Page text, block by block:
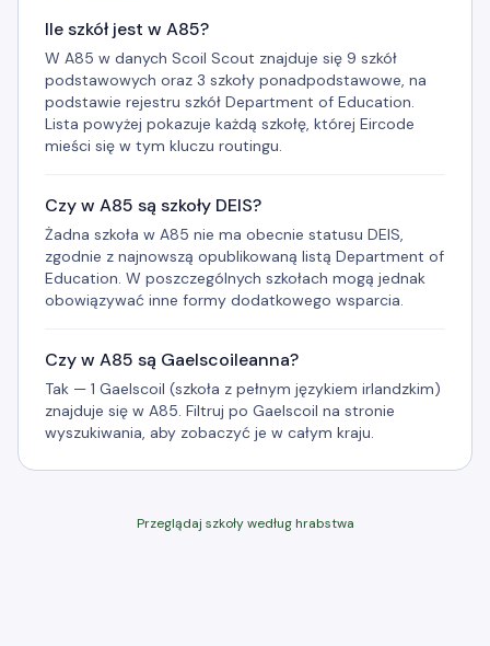
Ile szkół jest w A85?
W A85 w danych Scoil Scout znajduje się 9 szkół
podstawowych oraz 3 szkoły ponadpodstawowe, na
podstawie rejestru szkół Department of Education.
Lista powyżej pokazuje każdą szkołę, której Eircode
mieści się w tym kluczu routingu.
Czy w A85 są szkoły DEIS?
Żadna szkoła w A85 nie ma obecnie statusu DEIS,
zgodnie z najnowszą opublikowaną listą Department of
Education. W poszczególnych szkołach mogą jednak
obowiązywać inne formy dodatkowego wsparcia.
Czy w A85 są Gaelscoileanna?
Tak — 1 Gaelscoil (szkoła z pełnym językiem irlandzkim)
znajduje się w A85. Filtruj po Gaelscoil na stronie
wyszukiwania, aby zobaczyć je w całym kraju.
Przeglądaj szkoły według hrabstwa